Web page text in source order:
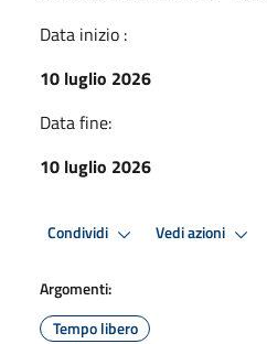
Data inizio :
10 luglio 2026
Data fine:
10 luglio 2026
Condividi Vedi azioni
Argomenti:
Tempo libero